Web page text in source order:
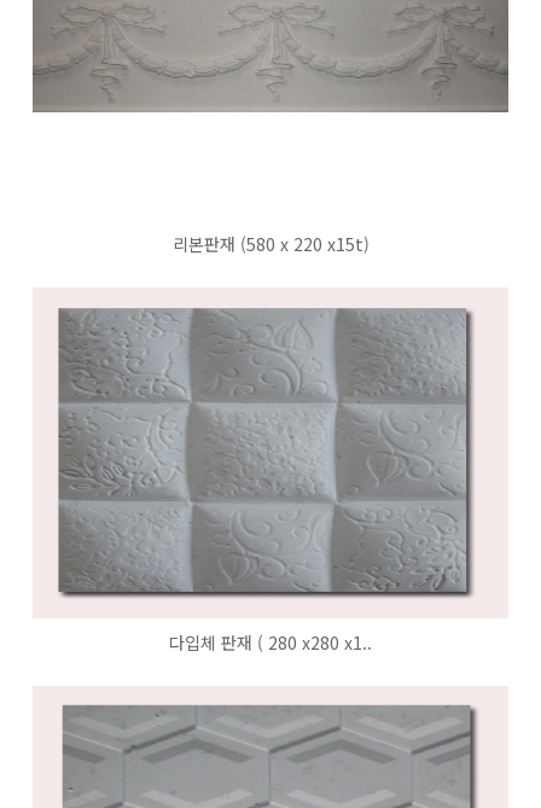
리본판재 (580 x 220 x15t)
다입체 판재 ( 280 x280 x1..